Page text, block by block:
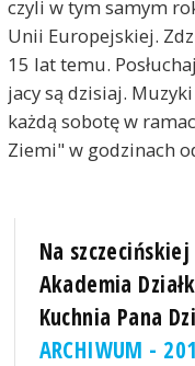
czyli w tym samym
Unii Europejskiej.
15 lat temu.
jacy są dzisiaj.
każdą sobotę w
Ziemi" w godzinach
Na
Akademia
Kuchnia Pana
ARCHIWUM -